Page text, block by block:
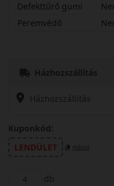
Defekttűrő gumi
Peremvédő
Házhozszállítás
Házhozszállítás
Kuponkód:
LENDÜLET
másol
db